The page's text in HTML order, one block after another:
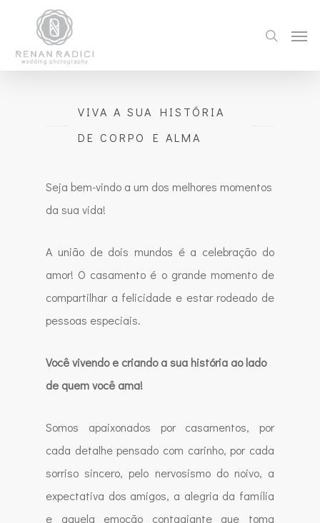
VIVA A SUA HISTÓRIA
DE CORPO E ALMA
Seja bem-vindo a um dos melhores momentos
da sua vida!
A união de dois mundos é a celebração do
amor! O casamento é o grande momento de
compartilhar a felicidade e estar rodeado de
pessoas especiais.
Você vivendo e criando a sua história ao lado
de quem você ama!
Somos apaixonados por casamentos, por
cada detalhe pensado com carinho, por cada
sorriso sincero, pelo nervosismo do noivo, a
expectativa dos amigos, a alegria da família
e aquela emoção contagiante que toma